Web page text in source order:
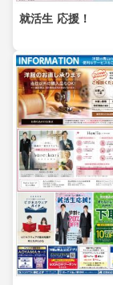
就活生 応援！